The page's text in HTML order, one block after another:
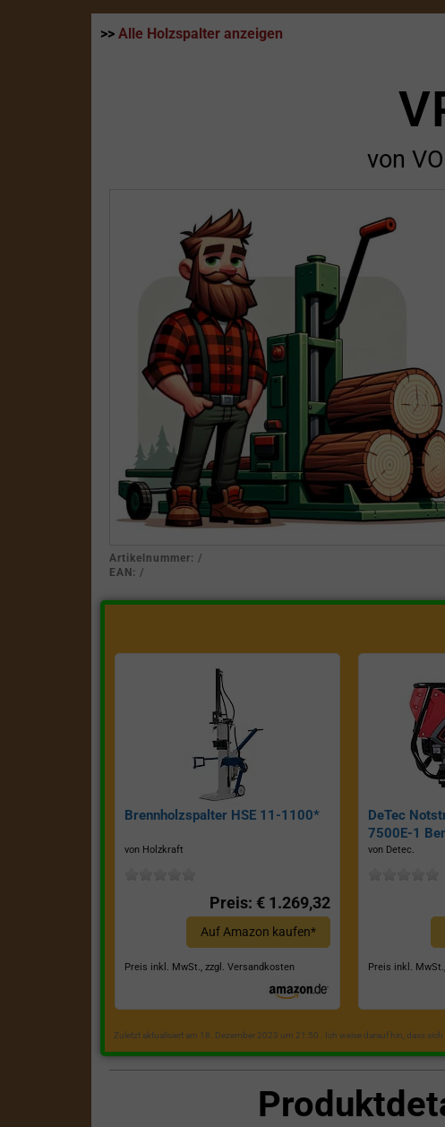
>> Alle Holzspalter anzeigen
von
Artikelnummer: /
EAN: /
Brennholzspalter HSE 11-1100*
von Holzkraft
Preis: € 1.269,32
Auf Amazon kaufen*
Preis inkl. MwSt., zzgl. Versandkosten
DeTec
7500E-1
von Detec.
Preis inkl.
Zuletzt aktualisiert am 18. Dezember 2023 um 21:50 . Ich weise darauf hin, dass